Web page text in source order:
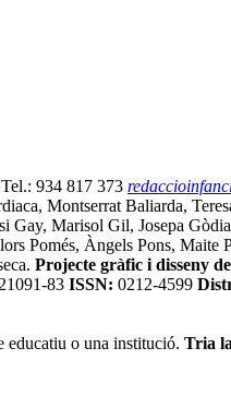
934 817 373
Montserrat Baliarda,
Marisol Gil, Josepa
Pomés, Àngels Pons,
Projecte gràfic i disseny
83 ISSN: 0212-4599
educatiu o una institució. Tria